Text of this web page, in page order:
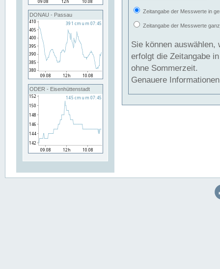
DONAU - Passau
ODER - Eisenhüttenstadt
Zeitangabe der Messwerte in
Zeitangabe der Messwerte
Sie können auswählen,
erfolgt die Zeitangabe
ohne Sommerzeit.
Genauere